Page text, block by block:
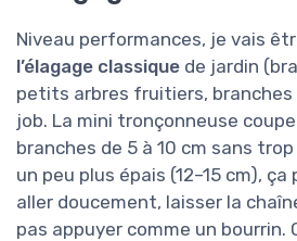
Niveau performances, je vais
l’élagage classique de jardin
petits arbres fruitiers,
job. La mini tronçonneuse
branches de 5 à 10 cm sans
un peu plus épais (12–15 cm),
aller doucement, laisser la
pas appuyer comme un bourrin.